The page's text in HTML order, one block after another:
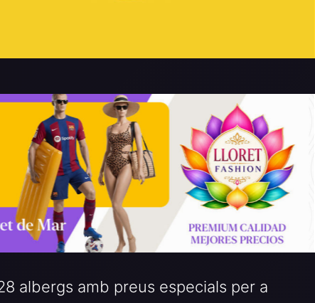
albergs amb preus especials per a